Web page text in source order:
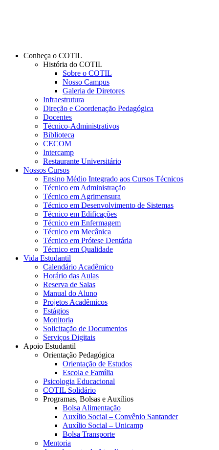
Conheça o COTIL
História do COTIL
Sobre o COTIL
Nosso Campus
Galeria de Diretores
Infraestrutura
Direção e Coordenação Pedagógica
Docentes
Técnico-Administrativos
Biblioteca
CECOM
Intercamp
Restaurante Universitário
Nossos Cursos
Ensino Médio Integrado aos Cursos Técnicos
Técnico em Administração
Técnico em Agrimensura
Técnico em Desenvolvimento de Sistemas
Técnico em Edificações
Técnico em Enfermagem
Técnico em Mecânica
Técnico em Prótese Dentária
Técnico em Qualidade
Vida Estudantil
Calendário Acadêmico
Horário das Aulas
Reserva de Salas
Manual do Aluno
Projetos Acadêmicos
Estágios
Monitoria
Solicitação de Documentos
Serviços Digitais
Apoio Estudantil
Orientação Pedagógica
Orientação de Estudos
Escola e Família
Psicologia Educacional
COTIL Solidário
Programas, Bolsas e Auxílios
Bolsa Alimentação
Auxílio Social – Convênio Santander
Auxílio Social – Unicamp
Bolsa Transporte
Mentoria